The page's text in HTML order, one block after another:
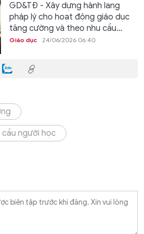
GD&TĐ - Xây dựng hành lang
pháp lý cho hoạt động giáo dục
tăng cường và theo nhu cầu...
Giáo dục 24/06/2026 06:40
người học